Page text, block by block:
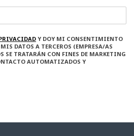
Y DOY MI CONSENTIMIENTO
DATOS A TERCEROS (EMPRESA/AS
SE TRATARÁN CON FINES DE MARKETING
AUTOMATIZADOS Y